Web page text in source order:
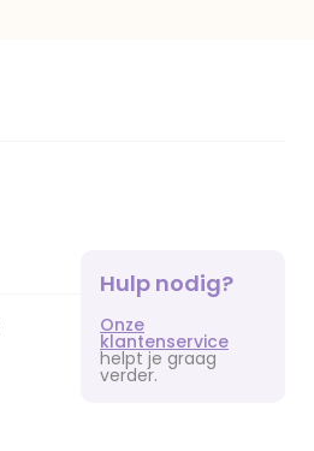
Hulp nodig?
Onze
klantenservice
helpt je graag
verder.